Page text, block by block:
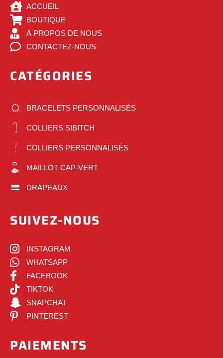
ACCUEIL
BOUTIQUE
À PROPOS DE NOUS
CONTACTEZ-NOUS
CATÉGORIES
BRACELETS PERSONNALISÉS
COLLIERS SIBITCH
COLLIERS PERSONNALISÉS
MAILLOT CAP-VERT
DRAPEAUX
SUIVEZ-NOUS
INSTAGRAM
WHATSAPP
FACEBOOK
TIKTOK
SNAPCHAT
PINTEREST
PAIEMENTS